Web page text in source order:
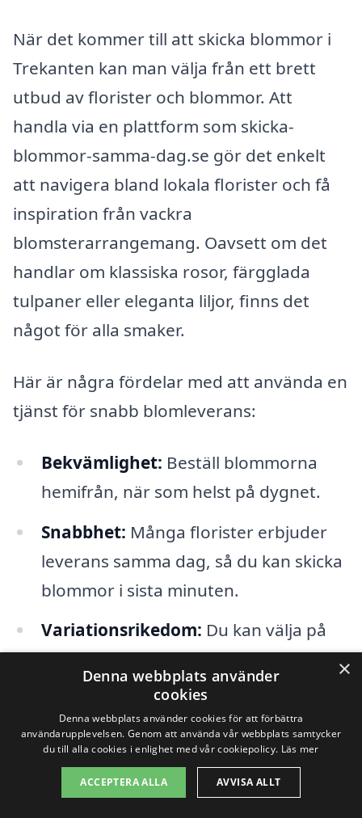
När det kommer till att skicka blommor i
Trekanten kan man välja från ett brett
utbud av florister och blommor. Att
handla via en plattform som skicka-
blommor-samma-dag.se gör det enkelt
att navigera bland lokala florister och få
inspiration från vackra
blomsterarrangemang. Oavsett om det
handlar om klassiska rosor, färgglada
tulpaner eller eleganta liljor, finns det
något för alla smaker.
Här är några fördelar med att använda en
tjänst för snabb blomleverans:
Bekvämlighet: Beställ blommorna
hemifrån, när som helst på dygnet.
Snabbhet: Många florister erbjuder
leverans samma dag, så du kan skicka
blommor i sista minuten.
Variationsrikedom: Du kan välja på
olika typer av blommor och
arrangemang för att hitta den
perfekta buketten.
Lokalt stöd:Genom att välja en lokal
florist stöder du din samhälle och får
×
Denna webbplats använder
cookies
Denna webbplats använder cookies för att förbättra
användarupplevelsen. Genom att använda vår webbplats samtycker
du till alla cookies i enlighet med vår cookiepolicy. Läs mer
ACCEPTERA ALLA AVVISA ALLT